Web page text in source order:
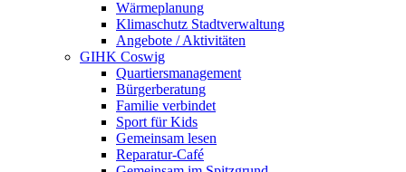
Wärmeplanung
Klimaschutz Stadtverwaltung
Angebote / Aktivitäten
GIHK Coswig
Quartiersmanagement
Bürgerberatung
Familie verbindet
Sport für Kids
Gemeinsam lesen
Reparatur-Café